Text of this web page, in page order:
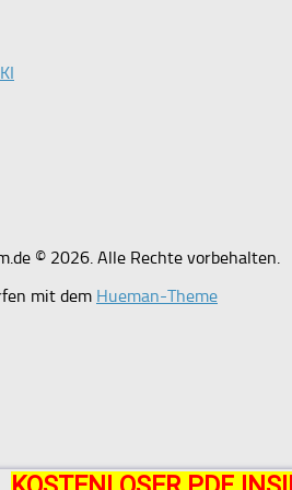
© 2026. Alle Rechte vorbehalten.
mit dem Hueman-Theme